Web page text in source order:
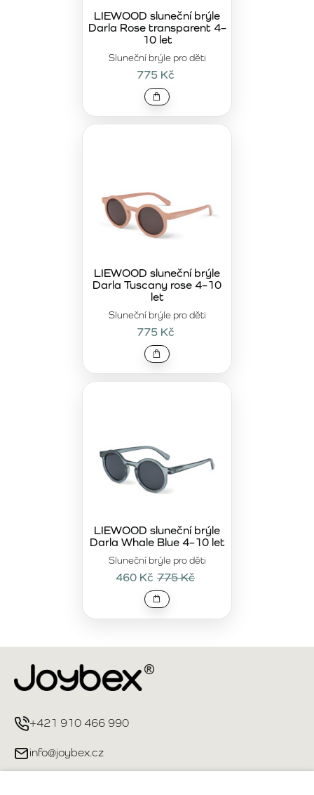
Sluneční brýle pro děti
LIEWOOD sluneční brýle
Darla Rose transparent 4–
10 let
775 Kč
Sluneční brýle pro děti
LIEWOOD sluneční brýle
Darla Tuscany rose 4–10
let
775 Kč
Sluneční brýle pro děti
LIEWOOD sluneční brýle
Darla Whale Blue 4–10 let
460 Kč 775 Kč
+421 910 466 990
info@joybex.cz